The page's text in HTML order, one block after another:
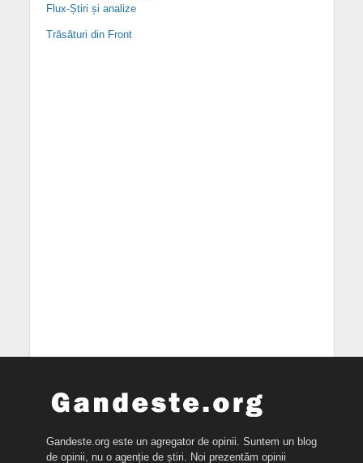
Flux-Știri și analize
Trăsături din Front
Gandeste.org este un agregator de opinii. Suntem un blog
de opinii, nu o agenție de știri. Noi prezentăm opinii